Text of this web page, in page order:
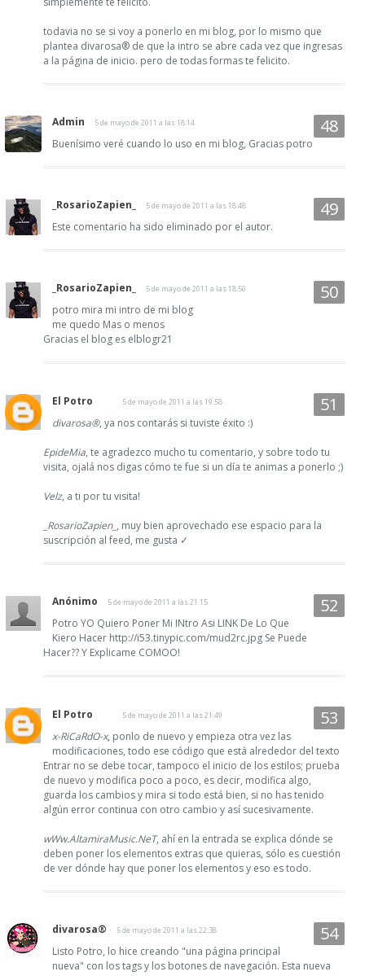
todavia no se si voy a ponerlo en mi blog, por lo mismo que
plantea divarosa® de que la intro se abre cada vez que ingresas
a la página de inicio. pero de todas formas te felicito.
Admin 5 de mayo de 2011 a las 18:14
Buenísimo veré cuando lo uso en mi blog, Gracias potro
_RosarioZapien_ 5 de mayo de 2011 a las 18:48
Este comentario ha sido eliminado por el autor.
_RosarioZapien_ 5 de mayo de 2011 a las 18:50
potro mira mi intro de mi blog
me quedo Mas o menos
Gracias el blog es elblogr21
El Potro 5 de mayo de 2011 a las 19:58
divarosa®, ya nos contarás si tuviste éxito :)
EpideMia, te agradezco mucho tu comentario, y sobre todo tu
visita, ojalá nos digas cómo te fue si un día te animas a ponerlo ;)
Velz, a ti por tu visita!
_RosarioZapien_ , muy bien aprovechado ese espacio para la
suscripción al feed, me gusta ✓
Anónimo 5 de mayo de 2011 a las 21:15
Potro YO Quiero Poner Mi INtro Asi LINK De Lo Que
Kiero Hacer http://i53.tinypic.com/mud2rc.jpg Se Puede
Hacer?? Y Explicame COMOO!
El Potro 5 de mayo de 2011 a las 21:49
x-RiCaRdO-x, ponlo de nuevo y empieza otra vez las
modificaciones, todo ese código que está alrededor del texto
Entrar no se debe tocar, tampoco el inicio de los estilos; prueba
de nuevo y modifica poco a poco, es decir, modifica algo,
guarda los cambios y mira si todo está bien, si no has tenido
algún error continua con otro cambio y así sucesivamente.
wWw.AltamiraMusic.NeT, ahí en la entrada se explica dónde se
deben poner los elementos extras que quieras, sólo es cuestión
de ver dónde hay que poner los elementos y eso es todo.
divarosa® 5 de mayo de 2011 a las 22:38
Listo Potro, lo hice creando "una página principal
nueva" con los tags y los botones de navegación. Esta nueva